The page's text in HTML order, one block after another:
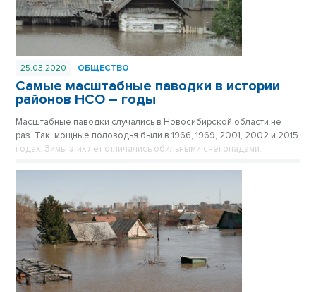
25.03.2020 ОБЩЕСТВО
Самые масштабные паводки в истории
районов НСО – годы
Масштабные паводки случались в Новосибирской области не
раз. Так, мощные половодья были в 1966, 1969, 2001, 2002 и 2015
годах. Зимы этих лет отличались обильными снегопадами.
Материал опубликован в газете «Советская Сибирь» №13 от 25